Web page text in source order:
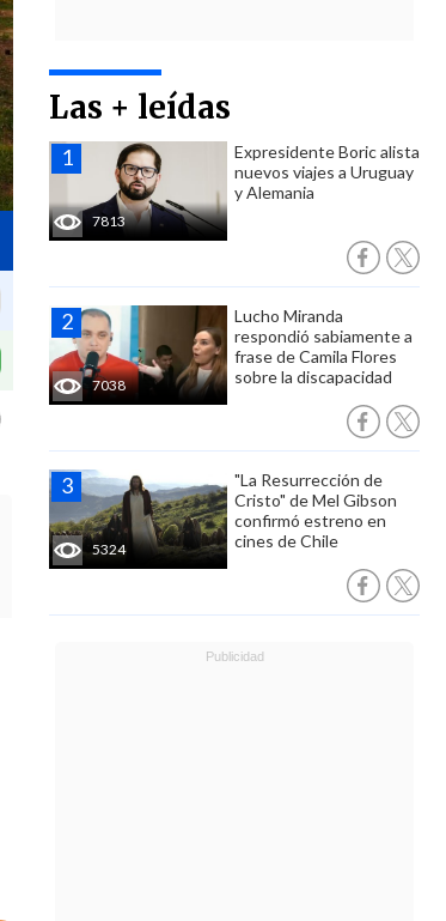
Las + leídas
7813
Expresidente Boric alista
nuevos viajes a Uruguay
y Alemania
7038
Lucho Miranda
respondió sabiamente a
frase de Camila Flores
sobre la discapacidad
5324
"La Resurrección de
Cristo" de Mel Gibson
confirmó estreno en
cines de Chile